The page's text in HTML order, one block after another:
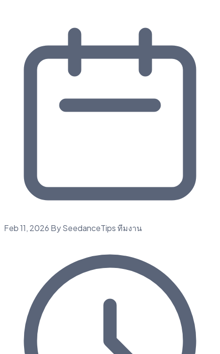
Feb 11, 2026 By SeedanceTips ทีมงาน